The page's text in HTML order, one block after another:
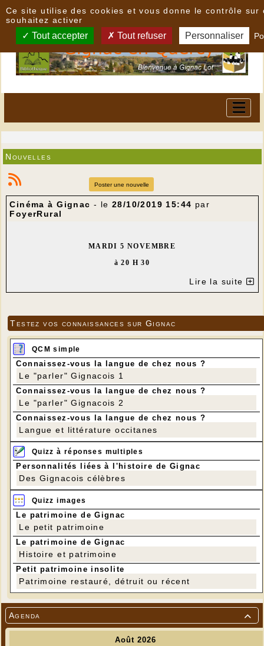

Agenda
Nouvelles
Poster une nouvelle
Cinéma à Gignac - le 28/10/2019 15:44 par
FoyerRural
MARDI 5 NOVEMBRE
à 20 H 30
SALLE DES FÊTES DE GIGNAC
DOCUMENTAIRE (EN VERSION FRANÇAISE)
"APRÈS L'HIVER, LE
PRINTEMPS"
EN PRÉSENCE DE LA
RÉALISATRICE JUDITH LIT
---
Les agriculteurs présents dans le
documentaires sont de AJAT - AURIAC
DU PÉRIGORD - TAMNIÈS
(DORDOGNE).
---
Lire la suite
Testez vos connaissances sur Gignac
QCM simple
Connaissez-vous la langue de chez nous ?
Le "parler" Gignacois 1
Connaissez-vous la langue de chez nous ?
Le "parler" Gignacois 2
Connaissez-vous la langue de chez nous ?
Langue et littérature occitanes
Quizz à réponses multiples
Personnalités liées à l'histoire de Gignac
Des Gignacois célèbres
Quizz images
Le patrimoine de Gignac
Le petit patrimoine
Le patrimoine de Gignac
Histoire et patrimoine
Petit patrimoine insolite
Patrimoine restauré, détruit ou récent
Ce site utilise des cookies et vous donne le contrôle sur
souhaitez activer
Tout accepter Tout refuser Personnaliser